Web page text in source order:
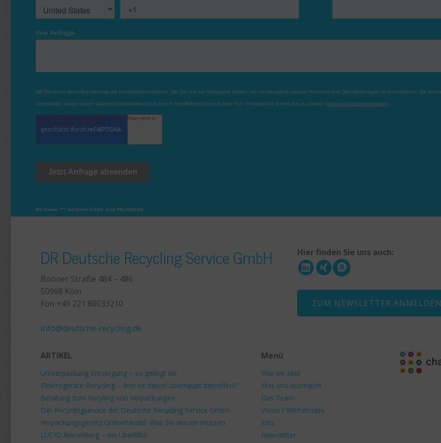
Mit einem “*” markierte Felder sind Pflichtfelder.
DR Deutsche Recycling Service GmbH
Bonner Straße 484 – 486
50968 Köln
Fon +49 221 80033210
info@deutsche-recycling.de
Hier finden Sie uns auch:
ZUM NEWSLETTER ANMELDEN
ARTIKEL
Umverpackung Entsorgung – so gelingt sie
Elektrogeräte Recycling – Wer ist davon überhaupt betroffen?
Beratung zum Recyling von Verpackungen
Der Recyclingservice der Deutsche Recycling Service GmbH
Verpackungsgesetz Onlinehandel: Was Sie wissen müssen
LUCID Anmeldung – ein Überblick
Menü
Wer wir sind
Was uns ausmacht
Das Team
Vision / Wertekodex
Jobs
Newsletter